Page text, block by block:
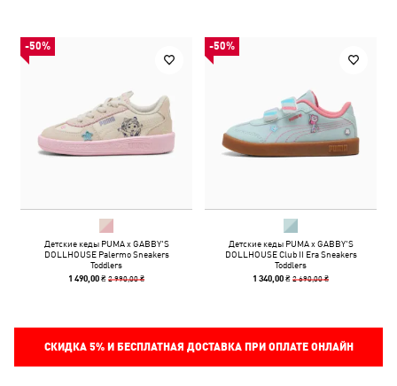
-50%
Детские кеды PUMA x GABBY'S
DOLLHOUSE Palermo Sneakers
Toddlers
1 490,00 ₴2 990,00 ₴
-50%
Детские кеды PUMA x GABBY'S
DOLLHOUSE Club II Era Sneakers
Toddlers
1 340,00 ₴2 690,00 ₴
СКИДКА 5%И БЕСПЛАТНАЯ ДОСТАВКА ПРИ ОПЛАТЕ ОНЛАЙН